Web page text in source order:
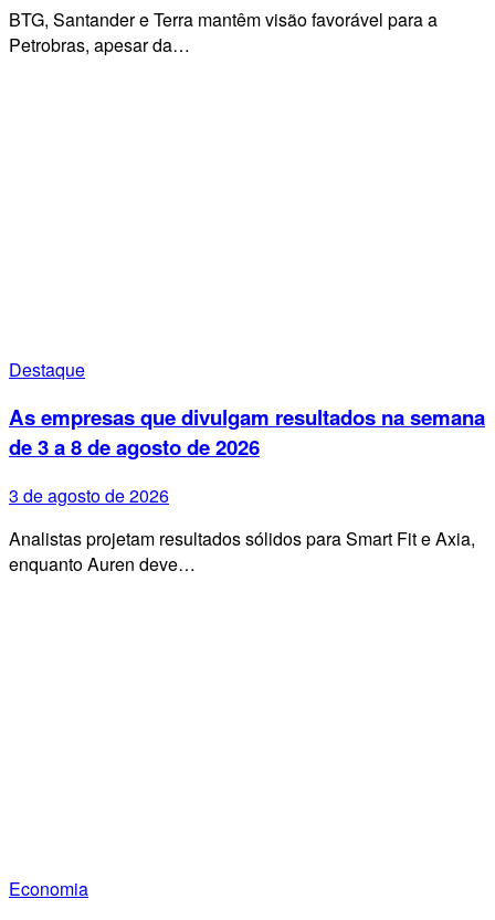
BTG, Santander e Terra mantêm visão favorável para a
Petrobras, apesar da…
Destaque
As empresas que divulgam resultados na semana
de 3 a 8 de agosto de 2026
3 de agosto de 2026
Analistas projetam resultados sólidos para Smart Fit e Axia,
enquanto Auren deve…
Economia